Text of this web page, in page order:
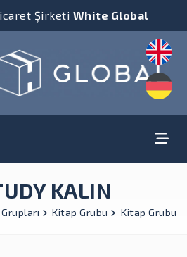
Şirketi White Global
KALIN
Kitap Grubu Kitap Grubu